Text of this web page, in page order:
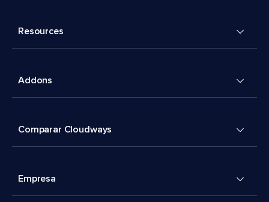
Resources
Addons
Comparar Cloudways
Empresa